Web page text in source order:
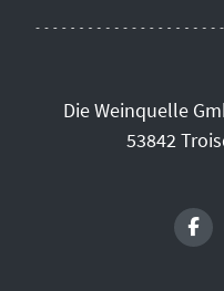
Die Weinquelle
53842